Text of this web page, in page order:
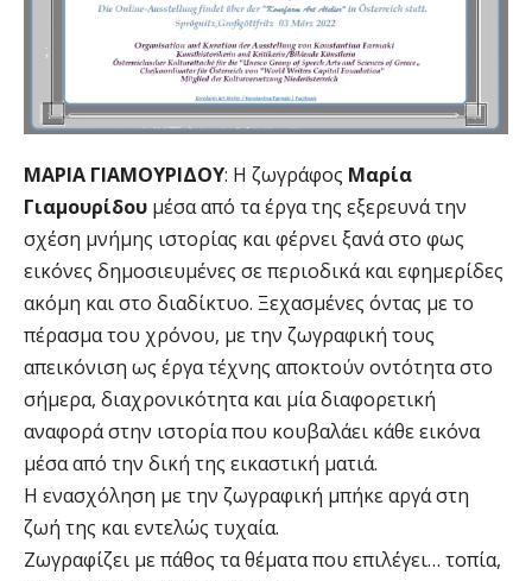
ΜΑΡΙΑ ΓΙΑΜΟΥΡΙΔΟΥ: Η ζωγράφος Μαρία
Γιαμουρίδου μέσα από τα έργα της εξερευνά την
σχέση μνήμης ιστορίας και φέρνει ξανά στο φως
εικόνες δημοσιευμένες σε περιοδικά και εφημερίδες
ακόμη και στο διαδίκτυο. Ξεχασμένες όντας με το
πέρασμα του χρόνου, με την ζωγραφική τους
απεικόνιση ως έργα τέχνης αποκτούν οντότητα στο
σήμερα, διαχρονικότητα και μία διαφορετική
αναφορά στην ιστορία που κουβαλάει κάθε εικόνα
μέσα από την δική της εικαστική ματιά.
Η ενασχόληση με την ζωγραφική μπήκε αργά στη
ζωή της και εντελώς τυχαία.
Ζωγραφίζει με πάθος τα θέματα που επιλέγει… τοπία,